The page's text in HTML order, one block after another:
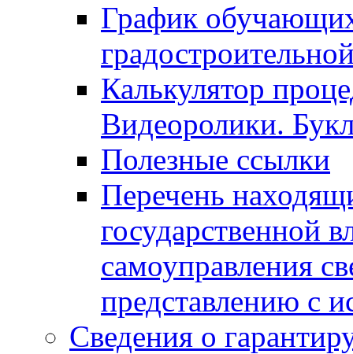
График
Калькулятор
Видеоролики.
Полезные ссылки
Перечень
государственной
самоуправления
представлению с
Сведения о